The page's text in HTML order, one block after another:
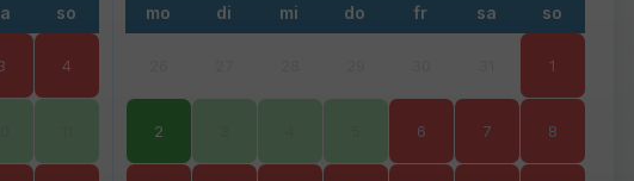
so
4
mo di mi do fr sa so
1
2 6 7 8